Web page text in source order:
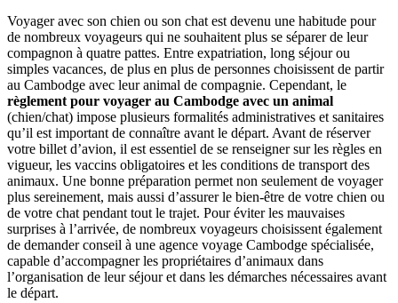
Voyager avec son chien ou son chat est devenu une habitude pour
de nombreux voyageurs qui ne souhaitent plus se séparer de leur
compagnon à quatre pattes. Entre expatriation, long séjour ou
simples vacances, de plus en plus de personnes choisissent de partir
au Cambodge avec leur animal de compagnie. Cependant, le
règlement pour voyager au Cambodge avec un animal
(chien/chat) impose plusieurs formalités administratives et sanitaires
qu’il est important de connaître avant le départ. Avant de réserver
votre billet d’avion, il est essentiel de se renseigner sur les règles en
vigueur, les vaccins obligatoires et les conditions de transport des
animaux. Une bonne préparation permet non seulement de voyager
plus sereinement, mais aussi d’assurer le bien-être de votre chien ou
de votre chat pendant tout le trajet. Pour éviter les mauvaises
surprises à l’arrivée, de nombreux voyageurs choisissent également
de demander conseil à une agence voyage Cambodge spécialisée,
capable d’accompagner les propriétaires d’animaux dans
l’organisation de leur séjour et dans les démarches nécessaires avant
le départ.